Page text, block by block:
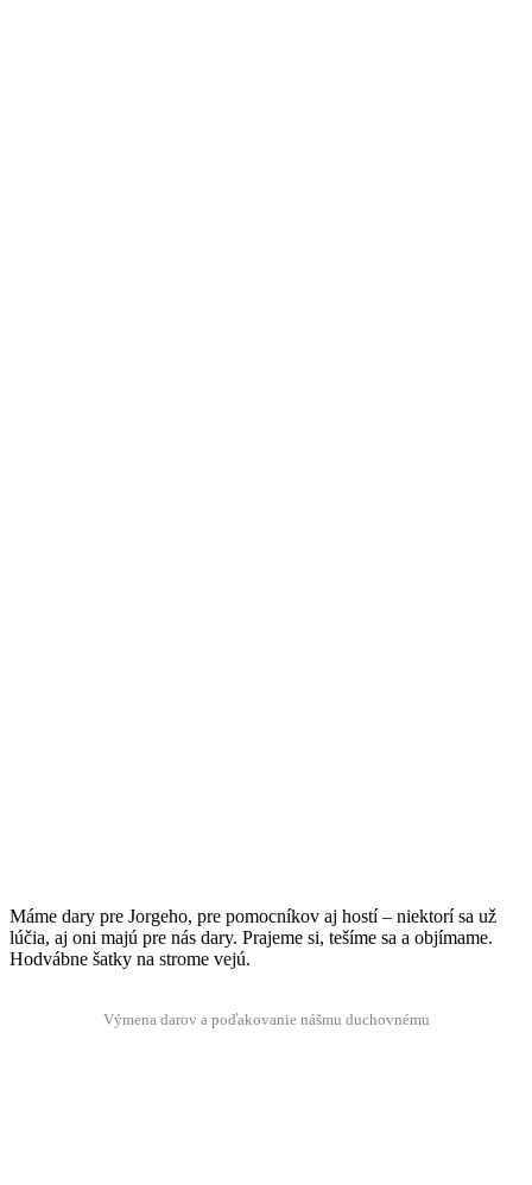
Máme dary pre Jorge­ho, pre pomoc­níkov aj hostí – niek­torí sa už
lúčia, aj oni majú pre nás dary. Pra­jeme si, tešíme sa a objí­mame.
Hod­váb­ne šatky na strome vejú.
Výme­na darov a poďako­vanie náš­mu duchovnému